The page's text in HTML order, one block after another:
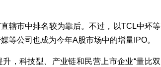
市中排名较为靠后。不过，以TCL中环等
等公司也成为今年A股市场中的增量IPO。
科技型、产业链和民营上市企业“量比双